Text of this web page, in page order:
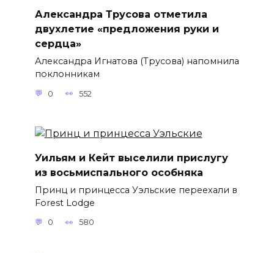
Александра Трусова отметила
двухлетие «предложения руки и
сердца»
Александра Игнатова (Трусова) напомнила
поклонникам
0 552
Уильям и Кейт выселили прислугу
из восьмиспального особняка
Принц и принцесса Уэльские переехали в
Forest Lodge
0 580